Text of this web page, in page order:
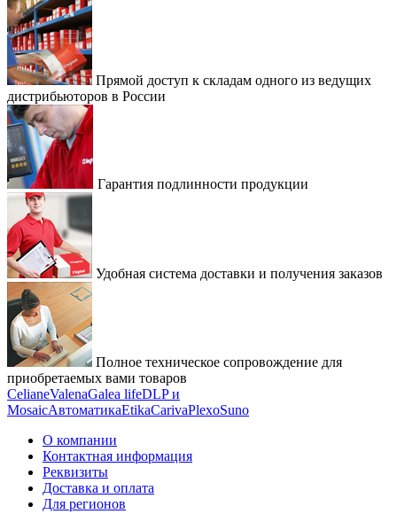
Прямой доступ к складам одного из ведущих
дистрибьюторов в России
Гарантия подлинности продукции
Удобная система доставки и получения заказов
Полное техническое сопровождение для
приобретаемых вами товаров
CelianeValenaGalea lifeDLP и
MosaicАвтоматикаEtikaCarivaPlexoSuno
О компании
Контактная информация
Реквизиты
Доставка и оплата
Для регионов